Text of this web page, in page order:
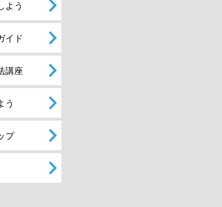
よう
イド
講座
う
プ